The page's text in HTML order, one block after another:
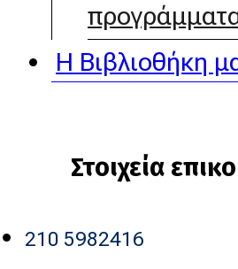
Η Βιβλιοθήκη
Στοιχεία
210 5982416